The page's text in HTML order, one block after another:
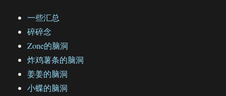
一些汇总
碎碎念
Zone的脑洞
炸鸡薯条的脑洞
姜姜的脑洞
小蝶的脑洞